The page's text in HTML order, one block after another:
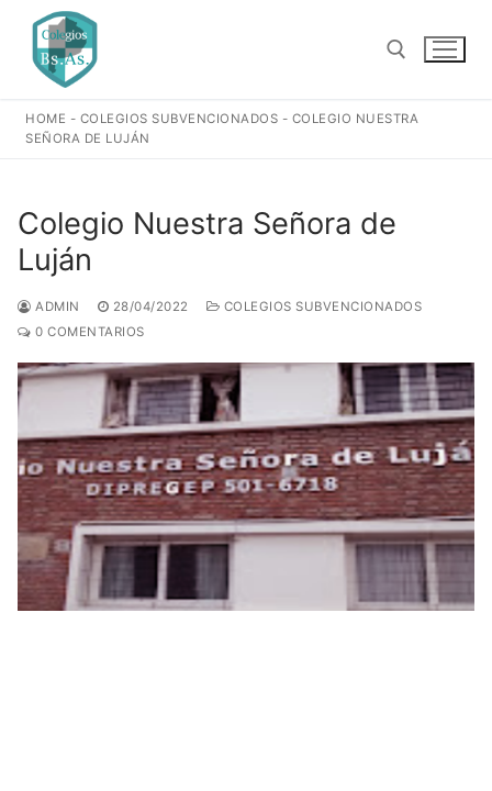
contenido
HOME - COLEGIOS SUBVENCIONADOS - COLEGIO NUESTRA
SEÑORA DE LUJÁN
Colegio Nuestra Señora de
Luján
ADMIN 28/04/2022
COLEGIOS SUBVENCIONADOS
0 COMENTARIOS